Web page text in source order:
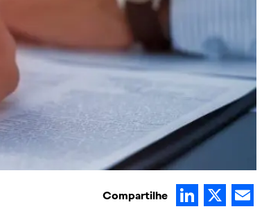
Compartilhe LinkedIn
X